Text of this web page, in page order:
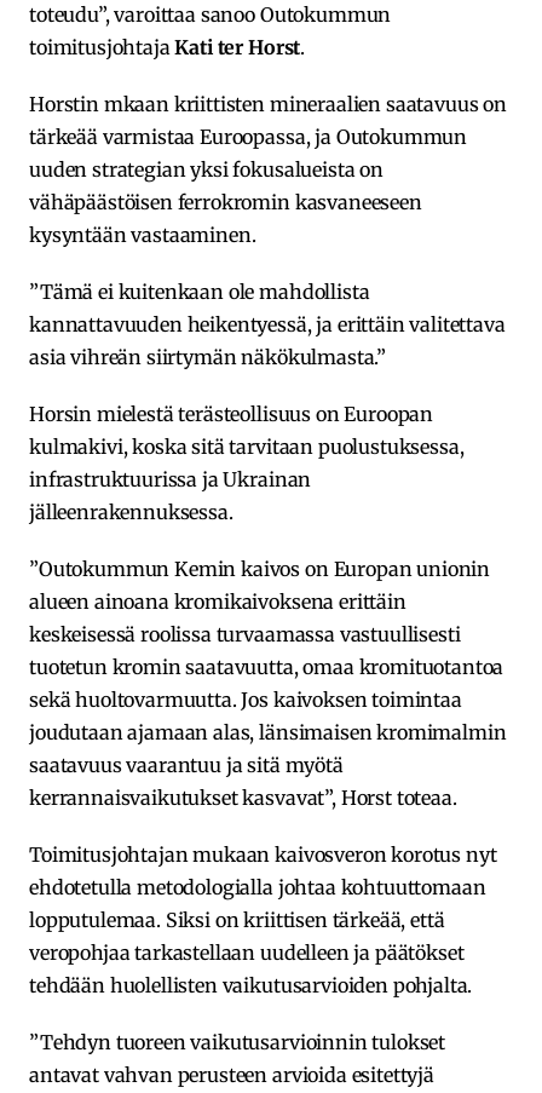
toteudu”, varoittaa sanoo Outokummun
toimitusjohtajaKati ter Horst.
Horstin mkaan kriittisten mineraalien saatavuus on
tärkeää varmistaa Euroopassa, ja Outokummun
uuden strategian yksi fokusalueista on
vähäpäästöisen ferrokromin kasvaneeseen
kysyntään vastaaminen.
”Tämä ei kuitenkaan ole mahdollista
kannattavuuden heikentyessä, ja erittäin valitettava
asia vihreän siirtymän näkökulmasta.”
Horsin mielestä terästeollisuus on Euroopan
kulmakivi, koska sitä tarvitaan puolustuksessa,
infrastruktuurissa ja Ukrainan
jälleenrakennuksessa.
”Outokummun Kemin kaivos on Europan unionin
alueen ainoana kromikaivoksena erittäin
keskeisessä roolissa turvaamassa vastuullisesti
tuotetun kromin saatavuutta, omaa kromituotantoa
sekä huoltovarmuutta. Jos kaivoksen toimintaa
joudutaan ajamaan alas, länsimaisen kromimalmin
saatavuus vaarantuu ja sitä myötä
kerrannaisvaikutukset kasvavat”, Horst toteaa.
Toimitusjohtajan mukaan kaivosveron korotus nyt
ehdotetulla metodologialla johtaa kohtuuttomaan
lopputulemaa. Siksi on kriittisen tärkeää, että
veropohjaa tarkastellaan uudelleen ja päätökset
tehdään huolellisten vaikutusarvioiden pohjalta.
”Tehdyn tuoreen vaikutusarvioinnin tulokset
antavat vahvan perusteen arvioida esitettyjä